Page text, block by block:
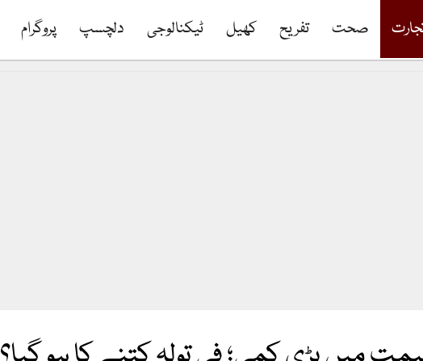
صحت تفریح کھیل ٹیکنالوجی دلچسپ پروگرام